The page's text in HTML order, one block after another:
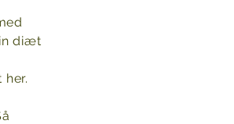
diæt